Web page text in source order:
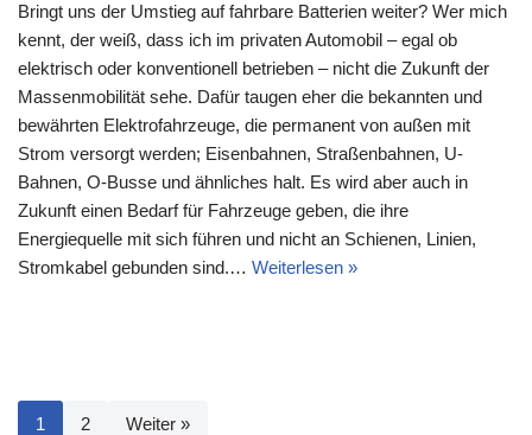
Bringt uns der Umstieg auf fahrbare Batterien weiter? Wer mich
kennt, der weiß, dass ich im privaten Automobil – egal ob
elektrisch oder konventionell betrieben – nicht die Zukunft der
Massenmobilität sehe. Dafür taugen eher die bekannten und
bewährten Elektrofahrzeuge, die permanent von außen mit
Strom versorgt werden; Eisenbahnen, Straßenbahnen, U-
Bahnen, O-Busse und ähnliches halt. Es wird aber auch in
Zukunft einen Bedarf für Fahrzeuge geben, die ihre
Energiequelle mit sich führen und nicht an Schienen, Linien,
Stromkabel gebunden sind.… Weiterlesen »
1 2 Weiter »